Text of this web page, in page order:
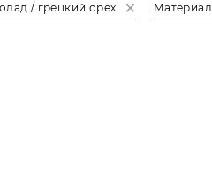
/ грецкий орех Материал